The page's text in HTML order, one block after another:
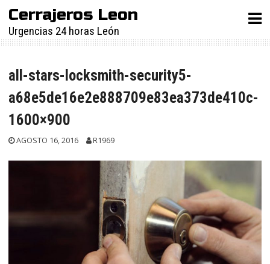
Skip
content
Cerrajeros Leon
Urgencias 24 horas León
all-stars-locksmith-security5-
a68e5de16e2e888709e83ea373de410c-
1600×900
AGOSTO 16, 2016 R1969